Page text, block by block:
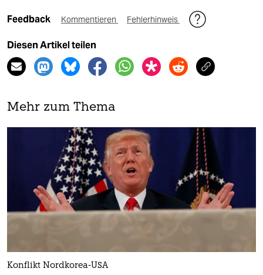
Feedback Kommentieren Fehlerhinweis
Diesen Artikel teilen
Mehr zum Thema
Konflikt Nordkorea-USA